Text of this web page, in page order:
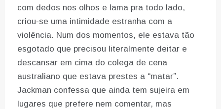
com dedos nos olhos e lama pra todo lado,
criou-se uma intimidade estranha com a
violência. Num dos momentos, ele estava tão
esgotado que precisou literalmente deitar e
descansar em cima do colega de cena
australiano que estava prestes a “matar”.
Jackman confessa que ainda tem sujeira em
lugares que prefere nem comentar, mas